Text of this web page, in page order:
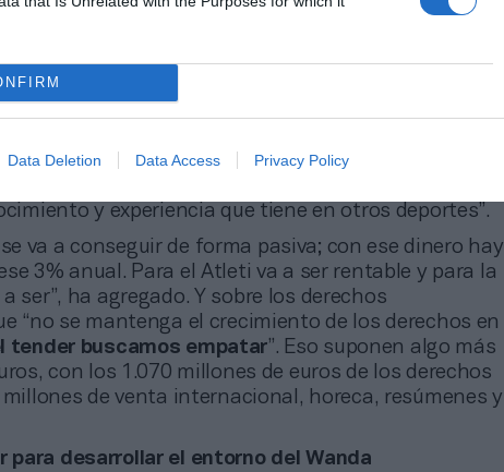
Data Deletion Data Access Privacy Policy
y un Wanda con ‘cashless’
alto, pero no hay que analizarlo desde el
y experiencia que tiene en otros deportes”.
va a conseguir de forma pasiva; con ese dinero hay
3% anual. Para el Atleti va a ser rentable y para la
ser”, ha agregado. Y sobre los derechos
“no se mantenga el crecimiento de los derechos en
tender buscamos empatar”. Eso suponen algo más
con los 1.070 millones de euros de los derechos
de venta internacional, horeca, resúmenes y
para desarrollar el entorno del Wanda